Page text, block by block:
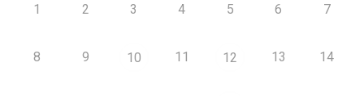
1 2 3 4 5 6 7
8 9 10 11 12 13 14